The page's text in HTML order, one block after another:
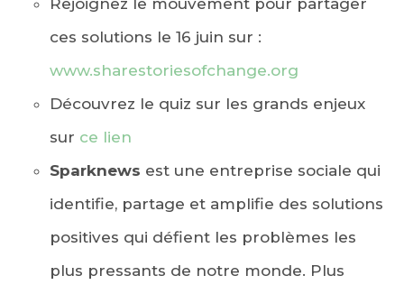
Rejoignez le mouvement pour partager
ces solutions le 16 juin sur :
www.sharestoriesofchange.org
Découvrez le quiz sur les grands enjeux
sur ce lien
Sparknews est une entreprise sociale qui
identifie, partage et amplifie des solutions
positives qui défient les problèmes les
plus pressants de notre monde. Plus